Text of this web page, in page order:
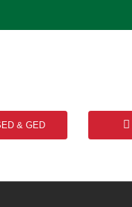
& GED